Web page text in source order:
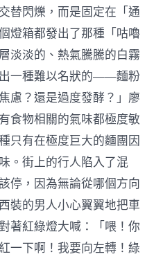
替閃爍，而是固定在「通
燈箱都發出了那種「咕嚕
淡淡的、熱氣騰騰的白霧
一種難以名狀的——麵粉
慮？還是過度發酵？」廖
食物相關的氣味都極度敏
只有在極度巨大的麵團因
。街上的行人陷入了混
停，因為無論從哪個方向
裝的男人小心翼翼地把車
著紅綠燈大喊：「喂！你
一下啊！我要向左轉！綠